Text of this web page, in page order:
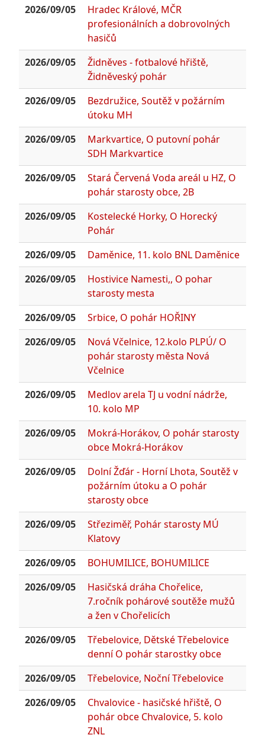
2026/09/05
Hradec Králové, MČR
profesionálních a dobrovolných
hasičů
2026/09/05
Židněves - fotbalové hřiště,
Židněveský pohár
2026/09/05
Bezdružice, Soutěž v požárním
útoku MH
2026/09/05
Markvartice, O putovní pohár
SDH Markvartice
2026/09/05
Stará Červená Voda areál u HZ, O
pohár starosty obce, 2B
2026/09/05
Kostelecké Horky, O Horecký
Pohár
2026/09/05
Daměnice, 11. kolo BNL Daměnice
2026/09/05
Hostivice Namesti,, O pohar
starosty mesta
2026/09/05
Srbice, O pohár HOŘINY
2026/09/05
Nová Včelnice, 12.kolo PLPÚ/ O
pohár starosty města Nová
Včelnice
2026/09/05
Medlov arela TJ u vodní nádrže,
10. kolo MP
2026/09/05
Mokrá-Horákov, O pohár starosty
obce Mokrá-Horákov
2026/09/05
Dolní Žďár - Horní Lhota, Soutěž v
požárním útoku a O pohár
starosty obce
2026/09/05
Střeziměř, Pohár starosty MÚ
Klatovy
2026/09/05
BOHUMILICE, BOHUMILICE
2026/09/05
Hasičská dráha Chořelice,
7.ročník pohárové soutěže mužů
a žen v Chořelicích
2026/09/05
Třebelovice, Dětské Třebelovice
denní O pohár starostky obce
2026/09/05
Třebelovice, Noční Třebelovice
2026/09/05
Chvalovice - hasičské hřiště, O
pohár obce Chvalovice, 5. kolo
ZNL